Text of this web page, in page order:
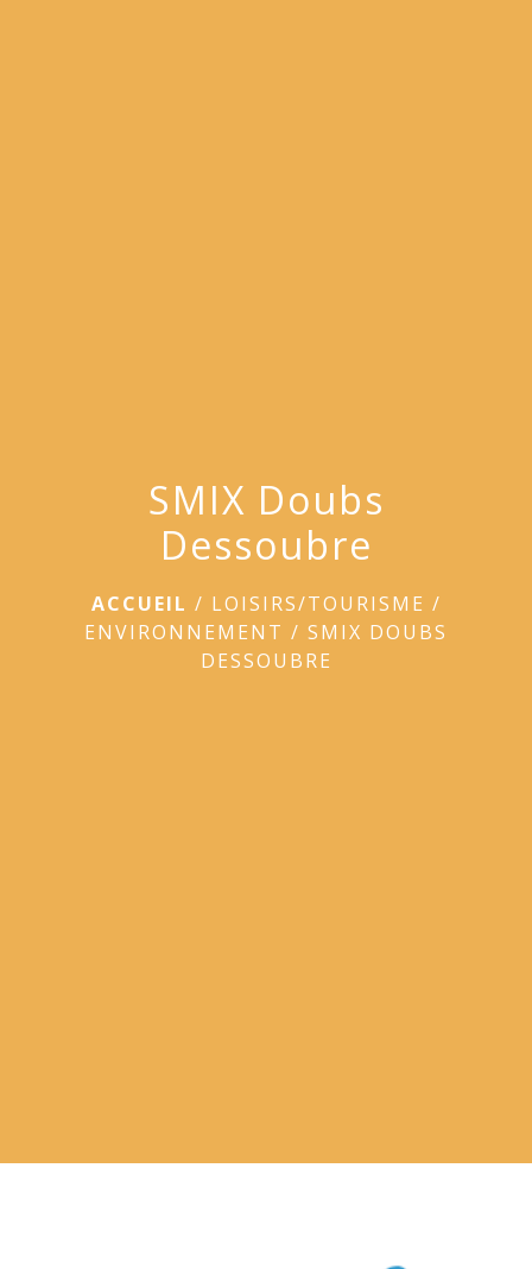
SMIX Doubs
Dessoubre
ACCUEIL / LOISIRS/TOURISME /
ENVIRONNEMENT / SMIX DOUBS
DESSOUBRE